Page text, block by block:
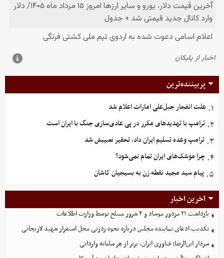
پربیننده‌ترین
۱. علت انفجار جبل‌علی امارات اعلام شد
۲. ترامپ با تهدیدهای مکرر در پی عادی‌سازی جنگ با ایران است
۳. ترامپ وعده تسلیم ایران داد، تحقیر نصیبش شد
۴. چرا موشک‌های ایران تمام نمی‌شود؟
۵. پیام سید مجید نقطه زن به بسیجیان کاشان
آخرین اخبار
بازداشت ۲۱ مزدور موساد و ۴ شرور مسلح توسط وزارت اطلاعات
تکذیب ادعای نماینده مجلس درباره نحوه ردزنی محل استقرار شهید لاریجانی
سردار ابن‌الرضا: فناوری ایران، برتر از هر سامانه وارداتی